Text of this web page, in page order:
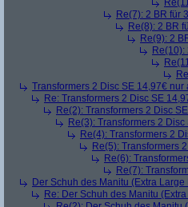
Re(7): 2 BR für
Re(8): 2 BR
Re(9): 2
Re(10):
Transformers 2 Disc SE 14,97€ nur
Re: Transformers 2 Disc SE
Re(2): Transformers 2 Disc
Re(3): Transformers 2
Re(4): Transformers 2
Re(5): Transformers
Re(6):
Re(7):
Der Schuh des Manitu (Extra
Re: Der Schuh des Manitu